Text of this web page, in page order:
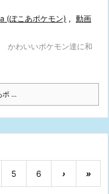
(ぽこあポケモン) , 動画
かわいいポケモン達に和
ポ ...
5 6 › »